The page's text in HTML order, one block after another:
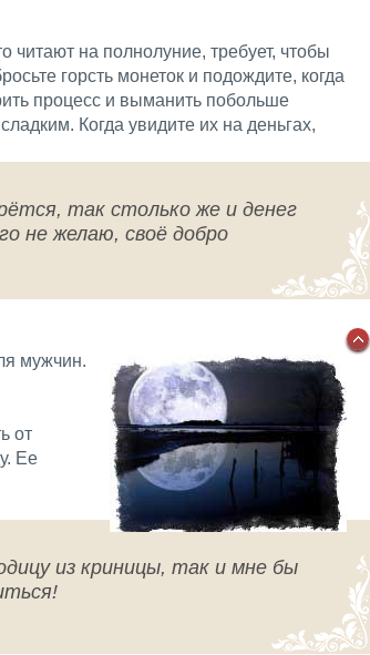
читают на полнолуние, требует, чтобы
горсть монеток и подождите, когда
процесс и выманить побольше
Когда увидите их на деньгах,
так столько же и денег
не желаю, своё добро
мужчин.
от
Ее
из криницы, так и мне бы